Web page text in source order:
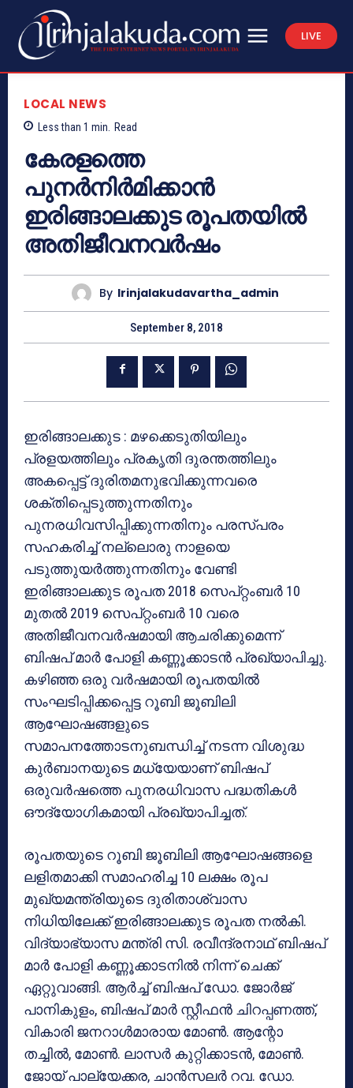
LIVE
LOCAL NEWS
Less than 1 min. Read
കേരളത്തെ
പുനര്‍നിര്‍മിക്കാന്‍
ഇരിങ്ങാലക്കുട രൂപതയില്‍
അതിജീവനവര്‍ഷം
By Irinjalakudavartha_admin
September 8, 2018
ഇരിങ്ങാലക്കുട : മഴക്കെടുതിയിലും
പ്രളയത്തിലും പ്രകൃതി ദുരന്തത്തിലും
അകപ്പെട്ട് ദുരിതമനുഭവിക്കുന്നവരെ
ശക്തിപ്പെടുത്തുന്നതിനും
പുനരധിവസിപ്പിക്കുന്നതിനും പരസ്പരം
സഹകരിച്ച് നല്ലൊരു നാളയെ
പടുത്തുയര്‍ത്തുന്നതിനും വേണ്ടി
ഇരിങ്ങാലക്കുട രൂപത 2018 സെപ്റ്റംബര്‍ 10
മുതല്‍ 2019 സെപ്റ്റംബര്‍ 10 വരെ
അതിജീവനവര്‍ഷമായി ആചരിക്കുമെന്ന്
ബിഷപ് മാര്‍ പോളി കണ്ണൂക്കാടന്‍ പ്രഖ്യാപിച്ചു.
കഴിഞ്ഞ ഒരു വര്‍ഷമായി രൂപതയില്‍
സംഘടിപ്പിക്കപ്പെട്ട റൂബി ജൂബിലി
ആഘോഷങ്ങളുടെ
സമാപനത്തോടനുബന്ധിച്ച് നടന്ന വിശുദ്ധ
കുര്‍ബാനയുടെ മധ്യേയാണ് ബിഷപ്
ഒരുവര്‍ഷത്തെ പുനരധിവാസ പദ്ധതികള്‍
ഔദ്യോഗികമായി പ്രഖ്യാപിച്ചത്.
രൂപതയുടെ റൂബി ജൂബിലി ആഘോഷങ്ങളെ
ലളിതമാക്കി സമാഹരിച്ച 10 ലക്ഷം രൂപ
മുഖ്യമന്ത്രിയുടെ ദുരിതാശ്വാസ
നിധിയിലേക്ക് ഇരിങ്ങാലക്കുട രൂപത നല്‍കി.
വിദ്യാഭ്യാസ മന്ത്രി സി. രവീന്ദ്രനാഥ് ബിഷപ്
മാര്‍ പോളി കണ്ണൂക്കാടനില്‍ നിന്ന് ചെക്ക്
ഏറ്റുവാങ്ങി. ആര്‍ച്ച് ബിഷപ് ഡോ. ജോര്‍ജ്
പാനികുളം, ബിഷപ് മാര്‍ സ്റ്റീഫന്‍ ചിറപ്പണത്ത്,
വികാരി ജനറാള്‍മാരായ മോണ്‍. ആന്റോ
തച്ചില്‍, മോണ്‍. ലാസര്‍ കുറ്റിക്കാടന്‍, മോണ്‍.
ജോയ് പാല്യേക്കര, ചാന്‍സലര്‍ റവ. ഡോ.